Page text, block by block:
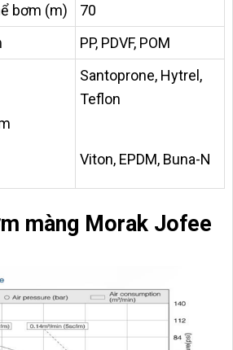
bơm (m)
70
PP, PDVF, POM
Santoprone, Hytrel,
Teflon
Viton, EPDM, Buna-N
màng Morak Jofee